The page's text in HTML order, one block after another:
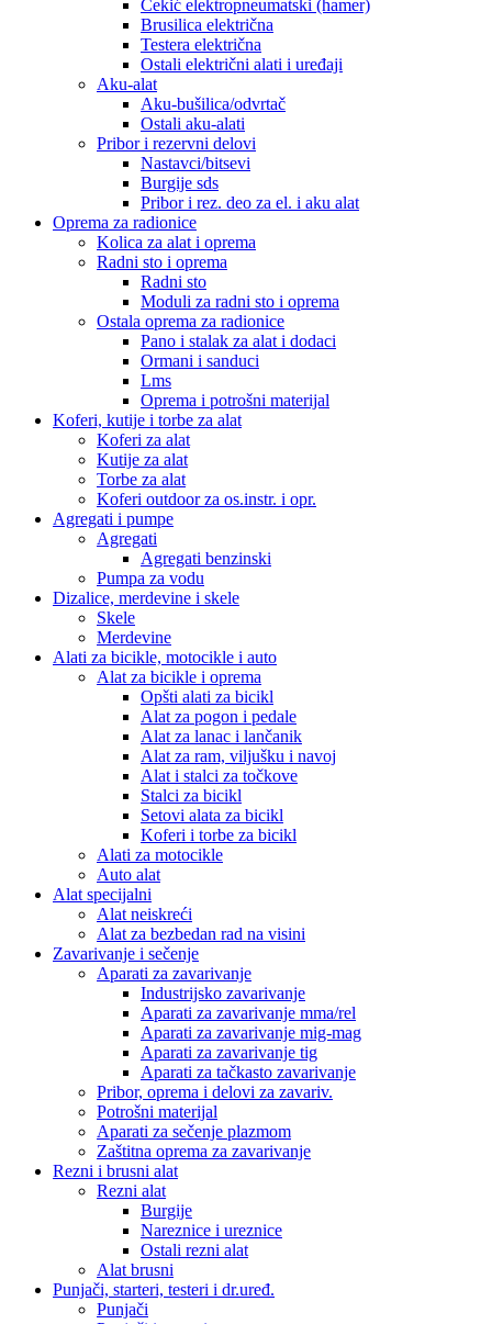
Čekić elektropneumatski (hamer)
Brusilica električna
Testera električna
Ostali električni alati i uređaji
Aku-alat
Aku-bušilica/odvrtač
Ostali aku-alati
Pribor i rezervni delovi
Nastavci/bitsevi
Burgije sds
Pribor i rez. deo za el. i aku alat
Oprema za radionice
Kolica za alat i oprema
Radni sto i oprema
Radni sto
Moduli za radni sto i oprema
Ostala oprema za radionice
Pano i stalak za alat i dodaci
Ormani i sanduci
Lms
Oprema i potrošni materijal
Koferi, kutije i torbe za alat
Koferi za alat
Kutije za alat
Torbe za alat
Koferi outdoor za os.instr. i opr.
Agregati i pumpe
Agregati
Agregati benzinski
Pumpa za vodu
Dizalice, merdevine i skele
Skele
Merdevine
Alati za bicikle, motocikle i auto
Alat za bicikle i oprema
Opšti alati za bicikl
Alat za pogon i pedale
Alat za lanac i lančanik
Alat za ram, viljušku i navoj
Alat i stalci za točkove
Stalci za bicikl
Setovi alata za bicikl
Koferi i torbe za bicikl
Alati za motocikle
Auto alat
Alat specijalni
Alat neiskreći
Alat za bezbedan rad na visini
Zavarivanje i sečenje
Aparati za zavarivanje
Industrijsko zavarivanje
Aparati za zavarivanje mma/rel
Aparati za zavarivanje mig-mag
Aparati za zavarivanje tig
Aparati za tačkasto zavarivanje
Pribor, oprema i delovi za zavariv.
Potrošni materijal
Aparati za sečenje plazmom
Zaštitna oprema za zavarivanje
Rezni i brusni alat
Rezni alat
Burgije
Nareznice i ureznice
Ostali rezni alat
Alat brusni
Punjači, starteri, testeri i dr.uređ.
Punjači